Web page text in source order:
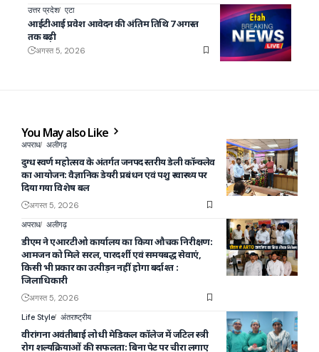
उत्तर प्रदेश एटा
आईटीआई प्रवेश आवेदन की अंतिम तिथि 7 अगस्त
तक बढ़ी
अगस्त 5, 2026
You May also Like
अपराध अलीगढ़
दुग्ध स्वर्ण महोत्सव के अंतर्गत जनपद स्तरीय डेली कॉन्क्लेव
का आयोजन: वैज्ञानिक डेयरी प्रबंधन एवं पशु स्वास्थ्य पर
दिया गया विशेष बल
अगस्त 5, 2026
अपराध अलीगढ़
डीएम ने एआरटीओ कार्यालय का किया औचक निरीक्षण:
आमजन को मिले सरल, पारदर्शी एवं समयबद्ध सेवाएं,
किसी भी प्रकार का उत्पीड़न नहीं होगा बर्दाश्त :
जिलाधिकारी
अगस्त 5, 2026
Life Style अंतराष्ट्रीय
वीरांगना अवंतीबाई लोधी मेडिकल कॉलेज में जटिल स्त्री
रोग शल्यक्रियाओं की सफलता: बिना पेट पर चीरा लगाए